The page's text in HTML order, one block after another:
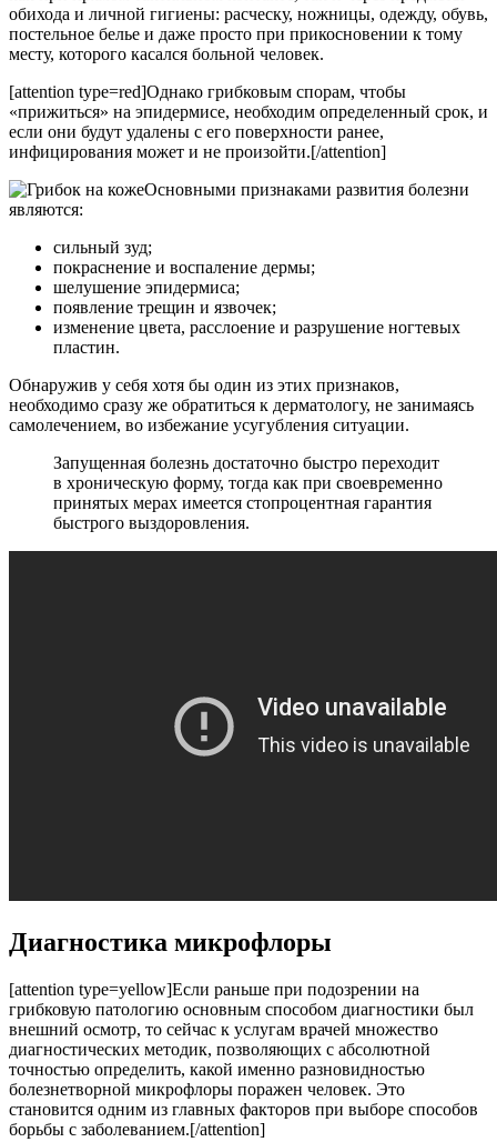
обихода и личной гигиены: расческу, ножницы, одежду, обувь,
постельное белье и даже просто при прикосновении к тому
месту, которого касался больной человек.
[attention type=red]Однако грибковым спорам, чтобы
«прижиться» на эпидермисе, необходим определенный срок, и
если они будут удалены с его поверхности ранее,
инфицирования может и не произойти.[/attention]
Основными признаками развития болезни
являются:
сильный зуд;
покраснение и воспаление дермы;
шелушение эпидермиса;
появление трещин и язвочек;
изменение цвета, расслоение и разрушение ногтевых
пластин.
Обнаружив у себя хотя бы один из этих признаков,
необходимо сразу же обратиться к дерматологу, не занимаясь
самолечением, во избежание усугубления ситуации.
Запущенная болезнь достаточно быстро переходит
в хроническую форму, тогда как при своевременно
принятых мерах имеется стопроцентная гарантия
быстрого выздоровления.
Диагностика микрофлоры
[attention type=yellow]Если раньше при подозрении на
грибковую патологию основным способом диагностики был
внешний осмотр, то сейчас к услугам врачей множество
диагностических методик, позволяющих с абсолютной
точностью определить, какой именно разновидностью
болезнетворной микрофлоры поражен человек. Это
становится одним из главных факторов при выборе способов
борьбы с заболеванием.[/attention]